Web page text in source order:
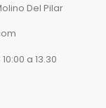
Del Pilar
a 13.30